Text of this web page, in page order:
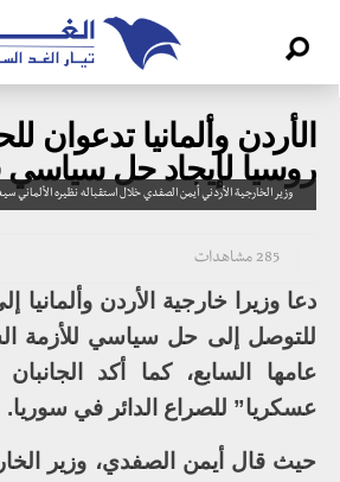
الأردن وألمانيا تدعوان
روسيا لإيجاد حل
وزير الخارجية الأردني أيمن الصفدي خلال استقباله نظيره الألماني
285 مشاهدات
دعا وزيرا خارجية الأردن وألمانيا
للتوصل إلى حل سياسي للأزمة
عامها السابع، كما أكد
عسكريا” للصراع الدائر في سوريا.
حيث قال أيمن الصفدي، وزير